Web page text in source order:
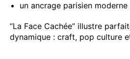
un ancrage parisien moderne
“La Face Cachée” illustre
dynamique : craft, pop culture